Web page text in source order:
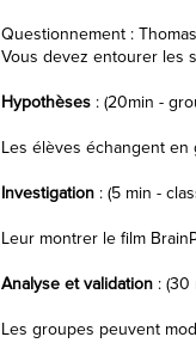
Questionnement :
Vous devez entourer les
Hypothèses : (20min -
Les élèves échangent
Investigation : (5 min -
Leur montrer le film
Analyse et validation : (30
Les groupes peuvent